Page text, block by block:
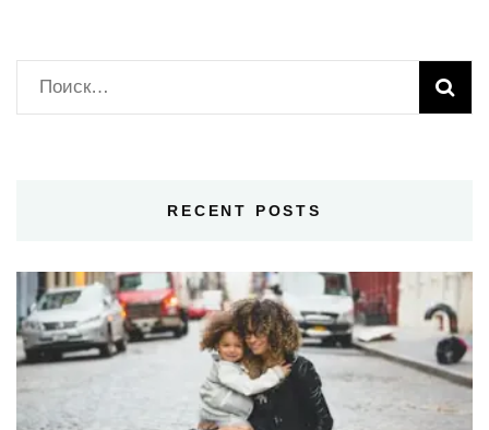
Найти:
RECENT POSTS